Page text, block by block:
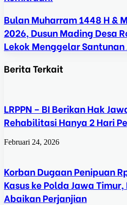
Bulan Muharram 1448 H &
2026, Dusun Mading Desa
Lekok Menggelar
Berita Terkait
LRPPN – BI Berikan Hak
Rehabilitasi Hanya 2 Hari
Februari 24, 2026
Korban Dugaan Penipuan
Kasus ke Polda Jawa
Abaikan Perjanjian